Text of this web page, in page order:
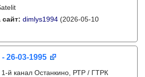
dimlys1994 (2026-05-10
26-03-1995
1-й канал Останкино, РТР / ГТРК